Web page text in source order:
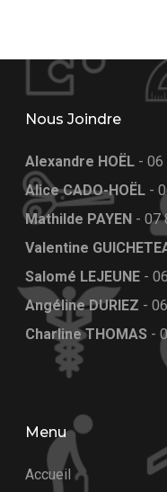
Nous Joindre
Alexandre HOËL - 06
Alice CADO-HOËL -
Mathilde PAYEN - 07
Valentine
Salomé LEJEUNE -
Angéline DURIEZ -
Charline THOMAS -
Menu
Accueil